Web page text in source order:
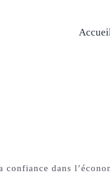
dans